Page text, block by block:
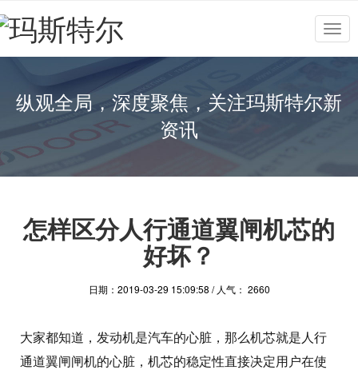
纵观全局，深度聚焦，关注玛斯特尔新
资讯
怎样区分人行通道翼闸机芯的
好坏？
日期：2019-03-29 15:09:58 / 人气： 2660
大家都知道，发动机是汽车的心脏，那么机芯就是人行
通道翼闸闸机的心脏，机芯的稳定性直接决定用户在使